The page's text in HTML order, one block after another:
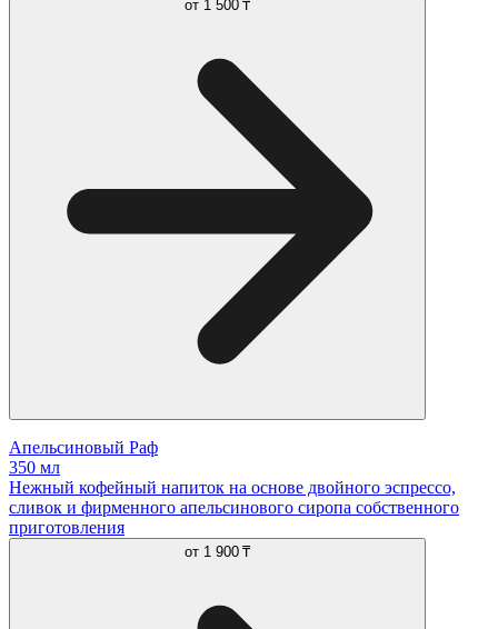
от 1 500 ₸
Апельсиновый Раф
350 мл
Нежный кофейный напиток на основе двойного эспрессо,
сливок и фирменного апельсинового сиропа собственного
приготовления
от 1 900 ₸